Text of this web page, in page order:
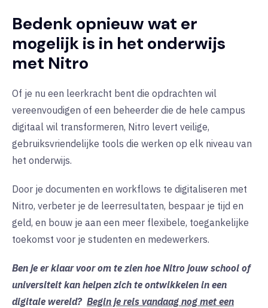
Bedenk opnieuw wat er
mogelijk is in het onderwijs
met Nitro
Of je nu een leerkracht bent die opdrachten wil
vereenvoudigen of een beheerder die de hele campus
digitaal wil transformeren, Nitro levert veilige,
gebruiksvriendelijke tools die werken op elk niveau van
het onderwijs.
Door je documenten en workflows te digitaliseren met
Nitro, verbeter je de leerresultaten, bespaar je tijd en
geld, en bouw je aan een meer flexibele, toegankelijke
toekomst voor je studenten en medewerkers.
Ben je er klaar voor om te zien hoe Nitro jouw school of
universiteit kan helpen zich te ontwikkelen in een
digitale wereld? Begin je reis vandaag nog met een